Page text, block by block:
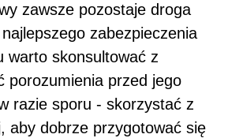
zawsze pozostaje droga
zabezpieczenia
warto skonsultować z
porozumienia przed jego
razie sporu - skorzystać z
aby dobrze przygotować się